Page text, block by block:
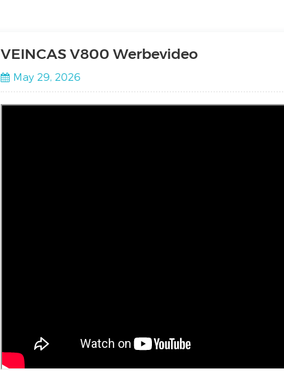
VEINCAS V800 Werbevideo
May 29, 2026